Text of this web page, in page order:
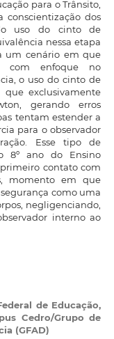
para o Trânsito,
dos
uso do cinto de
nessa etapa
um cenário em que
com enfoque no
o uso do cinto de
exclusivamente
gerando erros
tentam estender a
para o observador
Esse tipo de
8º ano do Ensino
contato com
momento em que
como uma
negligenciando,
interno ao
de Educação,
Cedro/Grupo de
(GFAD)